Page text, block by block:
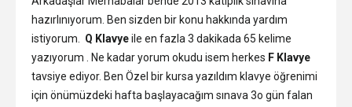
hazırlınıyorum. Ben sizden bir konu hakkında yardım
istiyorum.
Q Klavyeile en fazla 3 dakikada 65 kelime
yazıyorum . Ne kadar yorum okudu isem herkes F Klavye
tavsiye ediyor. Ben Özel bir kursa yazıldım klavye öğrenimi
için önümüzdeki hafta başlayacağım sınava 3o gün falan